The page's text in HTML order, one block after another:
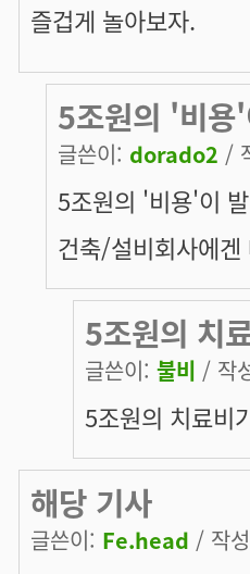
즐겁게 놀아보자.
5조원의 '비용
글쓴이: dorado2 /
5조원의 '비용'이
건축/설비회사에
5조원의 치
글쓴이: 불비 / 작
5조원의 치료비
해당 기사
글쓴이: Fe.head / 작